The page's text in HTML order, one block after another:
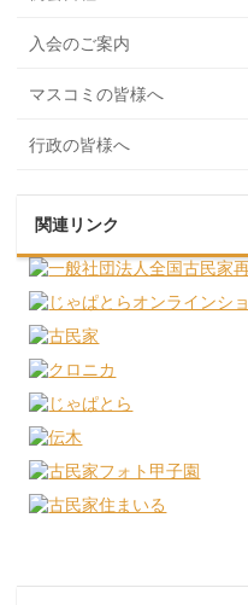
入会のご案内
マスコミの皆様へ
行政の皆様へ
関連リンク